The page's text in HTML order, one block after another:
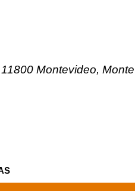
11800 Montevideo,